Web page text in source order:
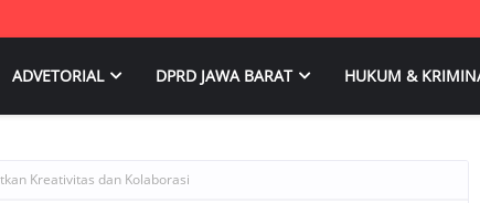
ADVETORIAL DPRD JAWA BARAT HUKUM &
Kreativitas dan Kolaborasi